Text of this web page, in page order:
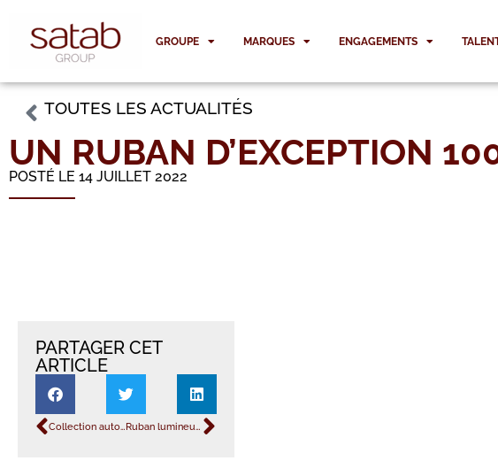
GROUPE MARQUES ENGAGEMENTS
TOUTES LES ACTUALITÉS
UN RUBAN D’EXCEPTION
POSTÉ LE 14 JUILLET 2022
PARTAGER CET
ARTICLE
Collection automne-hiver 2023-2024. Ruban lumineux Eweave